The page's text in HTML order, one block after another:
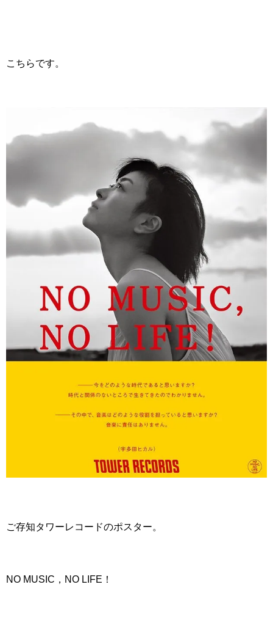
こちらです。
ご存知タワーレコードのポスター。
NO MUSIC，NO LIFE！